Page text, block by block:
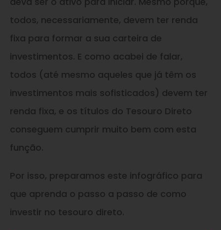
todos, necessariamente, devem ter renda
fixa para formar a sua carteira de
investimentos. E como acabei de falar,
todos (até mesmo aqueles que já têm os
investimentos mais sofisticados) devem ter
renda fixa, e os títulos do Tesouro Direto
conseguem cumprir muito bem com esta
função.
Por isso, preparamos este infográfico para
que aprenda o passo a passo de como
investir no tesouro direto.